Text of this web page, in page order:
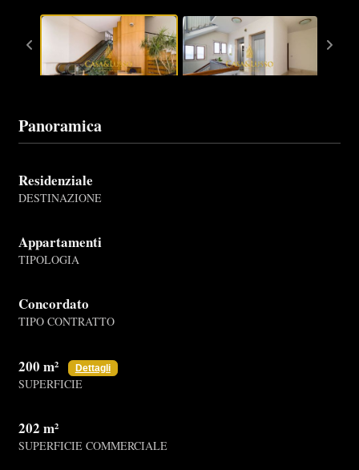
Panoramica
Residenziale
DESTINAZIONE
Appartamenti
TIPOLOGIA
Concordato
TIPO CONTRATTO
200 m² Dettagli
SUPERFICIE
202 m²
SUPERFICIE COMMERCIALE